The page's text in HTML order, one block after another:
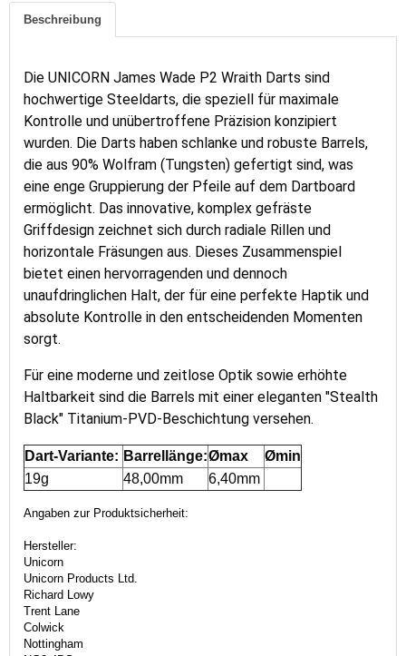
Beschreibung
Die UNICORN James Wade P2 Wraith Darts sind
hochwertige Steeldarts, die speziell für maximale
Kontrolle und unübertroffene Präzision konzipiert
wurden. Die Darts haben schlanke und robuste Barrels,
die aus 90% Wolfram (Tungsten) gefertigt sind, was
eine enge Gruppierung der Pfeile auf dem Dartboard
ermöglicht. Das innovative, komplex gefräste
Griffdesign zeichnet sich durch radiale Rillen und
horizontale Fräsungen aus. Dieses Zusammenspiel
bietet einen hervorragenden und dennoch
unaufdringlichen Halt, der für eine perfekte Haptik und
absolute Kontrolle in den entscheidenden Momenten
sorgt.
Für eine moderne und zeitlose Optik sowie erhöhte
Haltbarkeit sind die Barrels mit einer eleganten "Stealth
Black" Titanium-PVD-Beschichtung versehen.
Dart-Variante: Barrellänge:Ømax
Ømin
19g
48,00mm 6,40mm
Angaben zur Produktsicherheit:
Hersteller:
Unicorn
Unicorn Products Ltd.
Richard Lowy
Trent Lane
Colwick
Nottingham